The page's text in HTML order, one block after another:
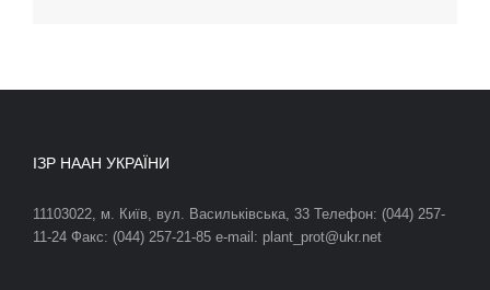
ІЗР НААН УКРАЇНИ
11103022, м. Київ, вул. Васильківська, 33 Телефон: (044) 257-
11-24 Факс: (044) 257-21-85 e-mail: plant_prot@ukr.net